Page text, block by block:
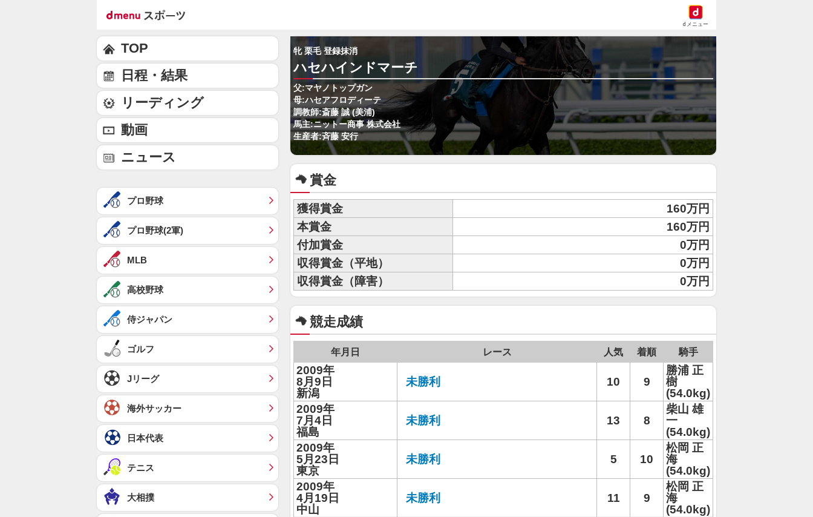
dメニュー
牝 栗毛 登録抹消
ハセハインドマーチ
父:マヤノトップガン
母:ハセアフロディーテ
調教師:斎藤 誠 (美浦)
馬主:ニットー商事 株式会社
生産者:斉藤 安行
賞金
獲得賞金
160万円
本賞金
160万円
付加賞金
0万円
収得賞金（平地）
0万円
収得賞金（障害）
0万円
競走成績
年月日 レース 人気 着順 騎手
2009年
8月9日
新潟
未勝利 10 9
勝浦 正
樹
(54.0kg)
2009年
7月4日
福島
未勝利 13 8
柴山 雄
一
(54.0kg)
2009年
5月23日
東京
未勝利 5 10
松岡 正
海
(54.0kg)
2009年
4月19日
中山
未勝利 11 9
松岡 正
海
(54.0kg)
TOP
日程・結果
リーディング
動画
ニュース
プロ野球
プロ野球(2軍)
MLB
高校野球
侍ジャパン
ゴルフ
Jリーグ
海外サッカー
日本代表
テニス
大相撲